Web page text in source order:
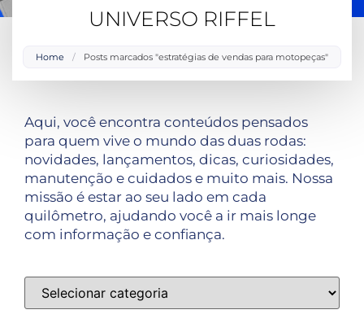
UNIVERSO RIFFEL
Home / Posts marcados "estratégias de vendas para motopeças"
Aqui, você encontra conteúdos pensados
para quem vive o mundo das duas rodas:
novidades, lançamentos, dicas, curiosidades,
manutenção e cuidados e muito mais. Nossa
missão é estar ao seu lado em cada
quilômetro, ajudando você a ir mais longe
com informação e confiança.